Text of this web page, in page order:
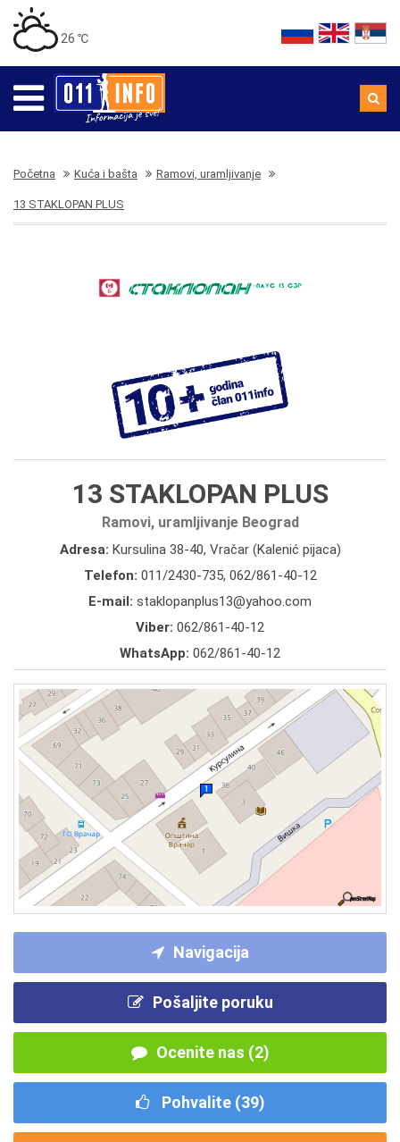
26 ℃
Početna Kuća i bašta Ramovi, uramljivanje
13 STAKLOPAN PLUS
13 STAKLOPAN PLUS
Ramovi, uramljivanje Beograd
Adresa: Kursulina 38-40, Vračar (Kalenić pijaca)
Telefon: 011/2430-735, 062/861-40-12
E-mail: staklopanplus13@yahoo.com
Viber: 062/861-40-12
WhatsApp: 062/861-40-12
Navigacija
Pošaljite poruku
Ocenite nas (2)
Pohvalite (39)